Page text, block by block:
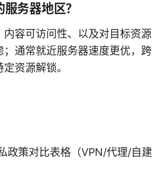
务器地区？
内容可访问性、以及对目标资源
；通常就近服务器速度更优，跨
资源解锁。
政策对比表格（VPN/代理/自建